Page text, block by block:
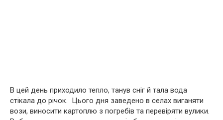
В цей день приходило тепло, танув сніг й тала вода
стікала до річок. Цього дня заведено в селах виганяти
вози, виносити картоплю з погребів та перевіряти вулики.